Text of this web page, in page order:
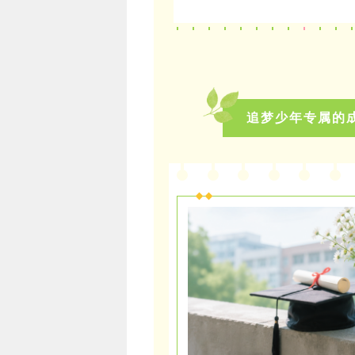
追梦少年专属的